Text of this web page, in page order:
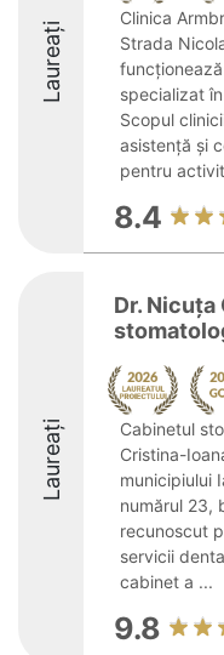
Laureați
Clinica
Strada
specializat
Scopul
asistență și
pentru
8.4
Laureați
Dr.
Cabinetul
Cristina-
municipiului
numărul 23,
recunoscut
servicii
cabinet a ...
9.8